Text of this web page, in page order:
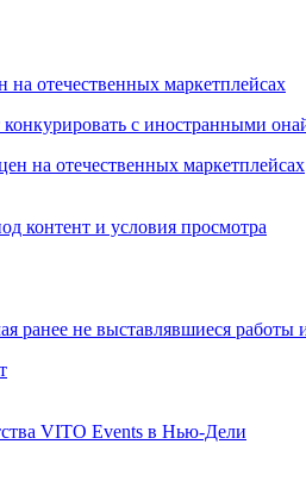
отечественных маркетплейсах
конкурировать с иностранными
контент и условия просмотра
не выставлявшиеся
VITO Events в Нью-Дели